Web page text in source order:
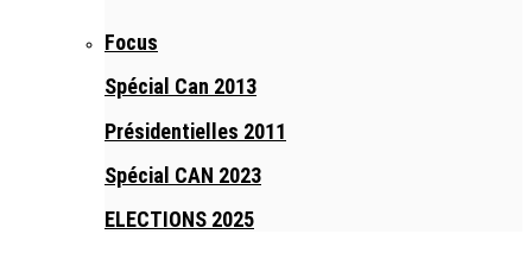
Focus
Spécial Can 2013
Présidentielles 2011
Spécial CAN 2023
ELECTIONS 2025